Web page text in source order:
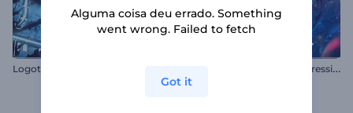
I
ntrodução Contagem Regressiva do Túnel Cósmico
Alguma coisa deu errado. Something
went wrong. Failed to fetch
Got it